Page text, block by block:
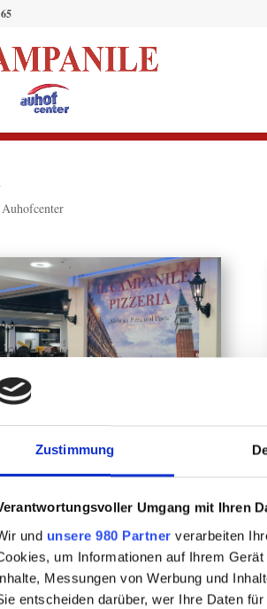
Zustimmung
Umgang mit Ihren
und unsere 980 Partner verarbeiten
um Informationen auf Ihrem
Messungen von Werbung und
entscheiden darüber, wer Ihre Daten